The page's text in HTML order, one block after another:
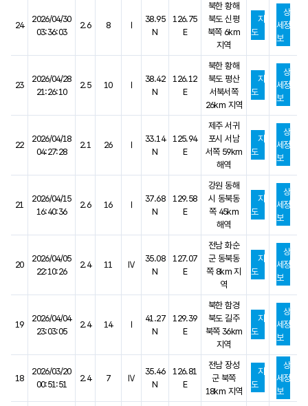
24
2026/04/30
03:36:03
2.6 8 Ⅰ
38.95
N
126.75
E
북한 황해
북도 신평
북쪽 6km
지역
지
도
상
세정
보
23
2026/04/28
21:26:10
2.5 10 Ⅰ
38.42
N
126.12
E
북한 황해
북도 평산
서북서쪽
26km 지역
지
도
상
세정
보
22
2026/04/18
04:27:28
2.1 26 Ⅰ
33.14
N
125.94
E
제주 서귀
포시 서남
서쪽 59km
해역
지
도
상
세정
보
21
2026/04/15
16:40:36
2.6 16 Ⅰ
37.68
N
129.58
E
강원 동해
시 동북동
쪽 45km
해역
지
도
상
세정
보
20
2026/04/05
22:10:26
2.4 11 Ⅳ
35.08
N
127.07
E
전남 화순
군 동북동
쪽 8km 지
역
지
도
상
세정
보
19
2026/04/04
23:03:05
2.4 14 Ⅰ
41.27
N
129.39
E
북한 함경
북도 길주
북쪽 36km
지역
지
도
상
세정
보
18
2026/03/20
00:51:51
2.4 7 Ⅳ
35.46
N
126.81
E
전남 장성
군 북쪽
18km 지역
지
도
상
세정
보